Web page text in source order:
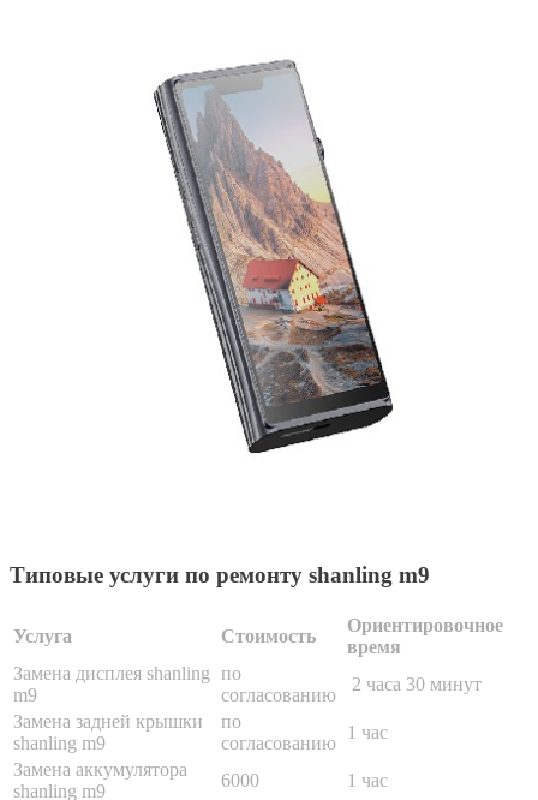
Типовые услуги по ремонту shanling m9
Услуга Стоимость
Ориентировочное
время
Замена дисплея shanling
m9
по
согласованию
2 часа 30 минут
Замена задней крышки
shanling m9
по
согласованию
1 час
Замена аккумулятора
shanling m9
6000 1 час